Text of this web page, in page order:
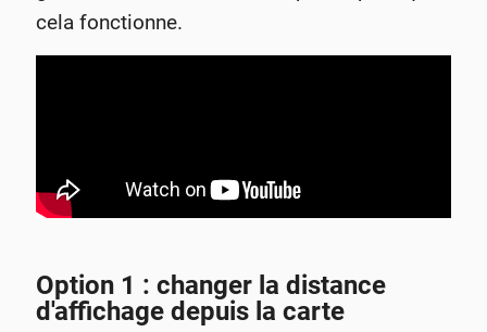
cela fonctionne.
Option 1 : changer la distance
d'affichage depuis la carte